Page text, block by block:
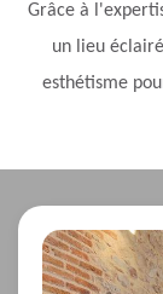
Grâce à
un lieu
esthétisme